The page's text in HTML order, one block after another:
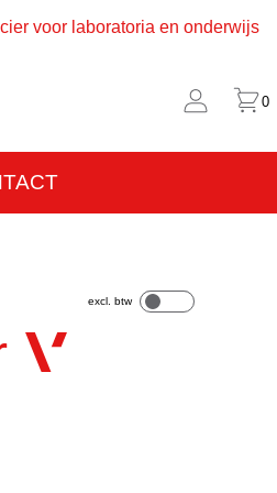
voor laboratoria en onderwijs
0